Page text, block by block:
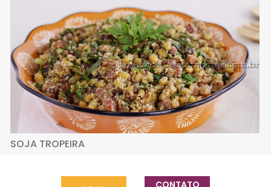
SOJA TROPEIRA